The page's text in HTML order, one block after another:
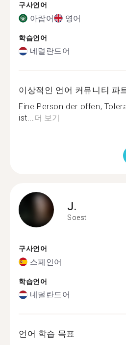
구사언어
아랍어 영어
학습언어
네덜란드어
이상적인 언어 커뮤니티 파
Eine Person der offen,
ist...더 보기
J.
Soest
구사언어
스페인어
학습언어
네덜란드어
언어 학습 목표